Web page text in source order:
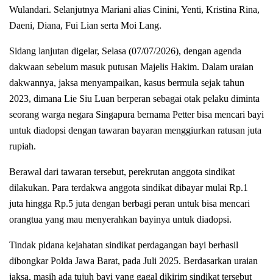
Wulandari. Selanjutnya Mariani alias Cinini, Yenti, Kristina Rina,
Daeni, Diana, Fui Lian serta Moi Lang.
Sidang lanjutan digelar, Selasa (07/07/2026), dengan agenda
dakwaan sebelum masuk putusan Majelis Hakim. Dalam uraian
dakwannya, jaksa menyampaikan, kasus bermula sejak tahun
2023, dimana Lie Siu Luan berperan sebagai otak pelaku diminta
seorang warga negara Singapura bernama Petter bisa mencari bayi
untuk diadopsi dengan tawaran bayaran menggiurkan ratusan juta
rupiah.
Berawal dari tawaran tersebut, perekrutan anggota sindikat
dilakukan. Para terdakwa anggota sindikat dibayar mulai Rp.1
juta hingga Rp.5 juta dengan berbagi peran untuk bisa mencari
orangtua yang mau menyerahkan bayinya untuk diadopsi.
Tindak pidana kejahatan sindikat perdagangan bayi berhasil
dibongkar Polda Jawa Barat, pada Juli 2025. Berdasarkan uraian
jaksa, masih ada tujuh bayi yang gagal dikirim sindikat tersebut